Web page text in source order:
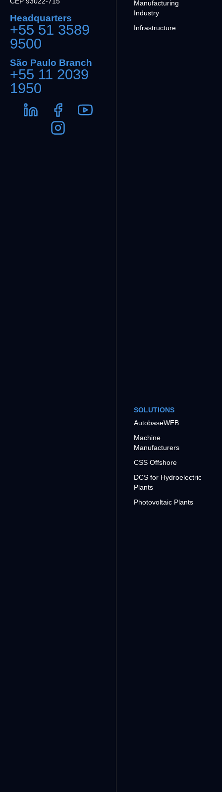
Headquarters
+55 51 3589
9500
São Paulo Branch
+55 11 2039
1950
Manufacturing
Industry
Infrastructure
SOLUTIONS
AutobaseWEB
Machine
Manufacturers
CSS Offshore
DCS for Hydroelectric
Plants
Photovoltaic Plants